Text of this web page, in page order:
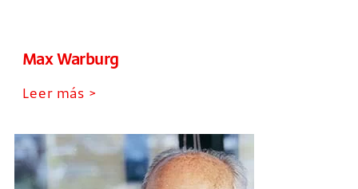
Max Warburg
Leer más >